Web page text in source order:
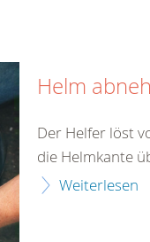
Helm
Der Helfer löst
die Helmkante
Weiterlesen